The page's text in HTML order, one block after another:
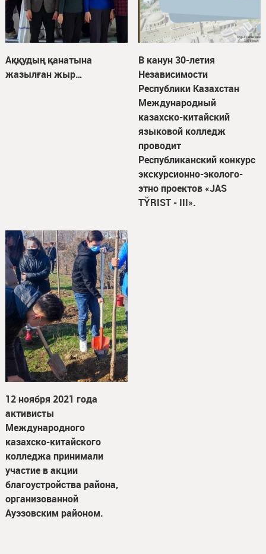
Аққудың қанатына
жазылған жыр…
В канун 30-летия
Независимости
Республики Казахстан
Международный
казахско-китайский
языковой колледж
проводит
Республиканский конкурс
экскурсионно-эколого-
этно проектов «JAS
TῨRIST - III».
12 ноября 2021 года
активисты
Международного
казахско-китайского
колледжа принимали
участие в акции
благоустройства района,
организованной
Ауэзовским районом.